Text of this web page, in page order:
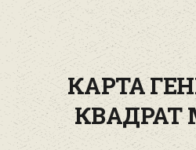
КАРТА
КВАДРАТ